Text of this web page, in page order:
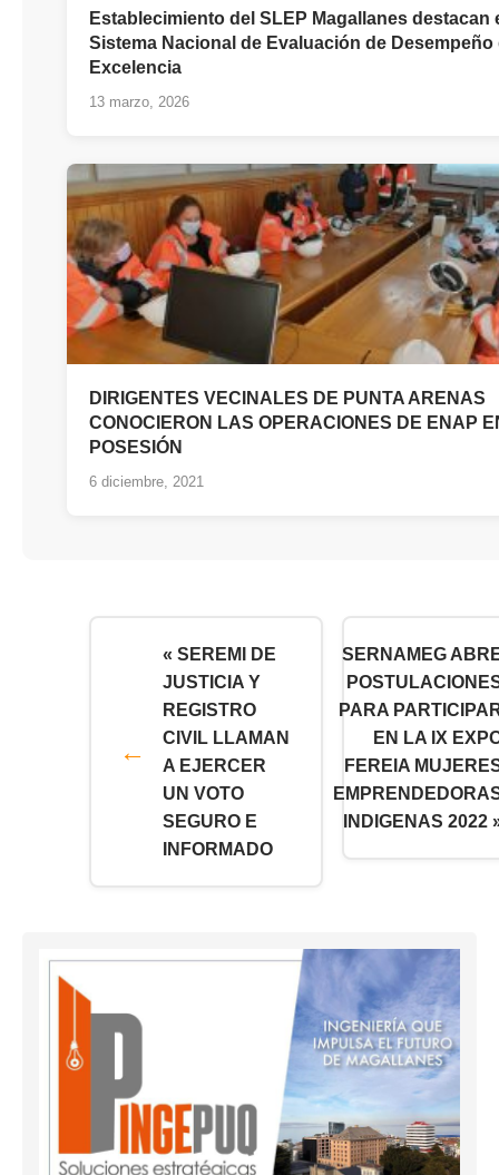
Establecimiento del SLEP Magallanes destacan
Sistema Nacional de Evaluación de Desempeño
Excelencia
13 marzo, 2026
DIRIGENTES VECINALES DE PUNTA ARENAS
CONOCIERON LAS OPERACIONES DE ENAP
POSESIÓN
6 diciembre, 2021
« SEREMI DE
JUSTICIA Y
REGISTRO
CIVIL LLAMAN
A EJERCER
UN VOTO
SEGURO E
INFORMADO
SERNAMEG
PARA
EN LA IX
FEREIA
INDIGENAS 2022